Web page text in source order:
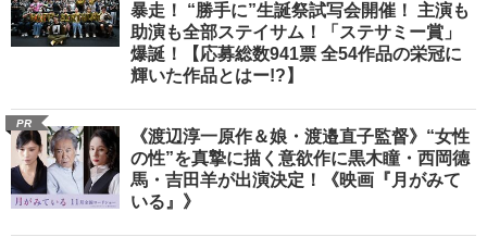
暴走！ “勝手に”生誕祭試写会開催！ 主演も
助演も全部ステイサム！「ステサミー賞」
爆誕！【応募総数941票 全54作品の栄冠に
輝いた作品とはー!?】
PR
《渡辺淳一原作＆娘・渡邉直子監督》“女性
の性”を真摯に描く意欲作に黒木瞳・西岡德
馬・吉田羊が出演決定！《映画『月がみて
いる』》